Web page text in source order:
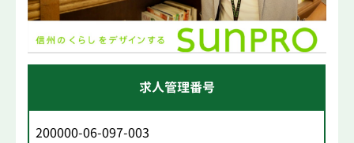
求人管理番号
200000-06-097-003